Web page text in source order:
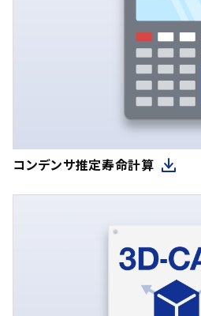
コンデンサ推定寿命計算